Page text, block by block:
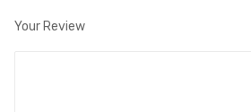
Your Review